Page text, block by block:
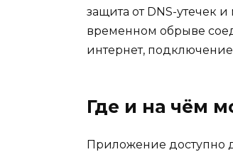
защита от DNS-утечек
временном обрыве
интернет, подключение
Где и на чём
Приложение доступно